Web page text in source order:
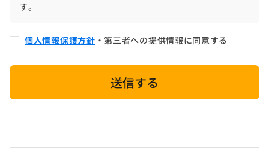
す。
個人情報保護方針 ・第三者への提供情報に同意する